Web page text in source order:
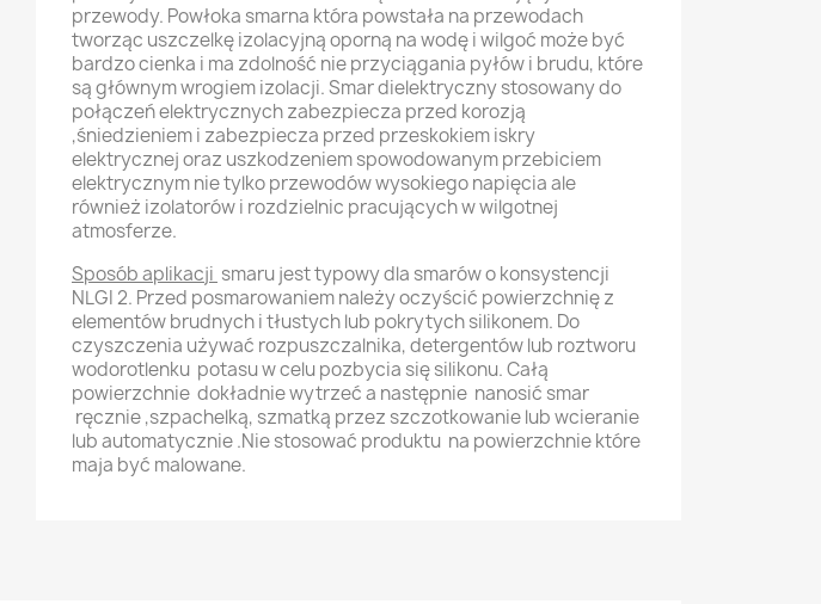
przewody. Powłoka smarna która powstała na przewodach
tworząc uszczelkę izolacyjną oporną na wodę i wilgoć może być
bardzo cienka i ma zdolność nie przyciągania pyłów i brudu, które
są głównym wrogiem izolacji. Smar dielektryczny stosowany do
połączeń elektrycznych zabezpiecza przed korozją
,śniedzieniem i zabezpiecza przed przeskokiem iskry
elektrycznej oraz uszkodzeniem spowodowanym przebiciem
elektrycznym nie tylko przewodów wysokiego napięcia ale
również izolatorów i rozdzielnic pracujących w wilgotnej
atmosferze.
Sposób aplikacji smaru jest typowy dla smarów o konsystencji
NLGI 2. Przed posmarowaniem należy oczyścić powierzchnię z
elementów brudnych i tłustych lub pokrytych silikonem. Do
czyszczenia używać rozpuszczalnika, detergentów lub roztworu
wodorotlenku potasu w celu pozbycia się silikonu. Całą
powierzchnie dokładnie wytrzeć a następnie nanosić smar
ręcznie ,szpachelką, szmatką przez szczotkowanie lub wcieranie
lub automatycznie .Nie stosować produktu na powierzchnie które
maja być malowane.